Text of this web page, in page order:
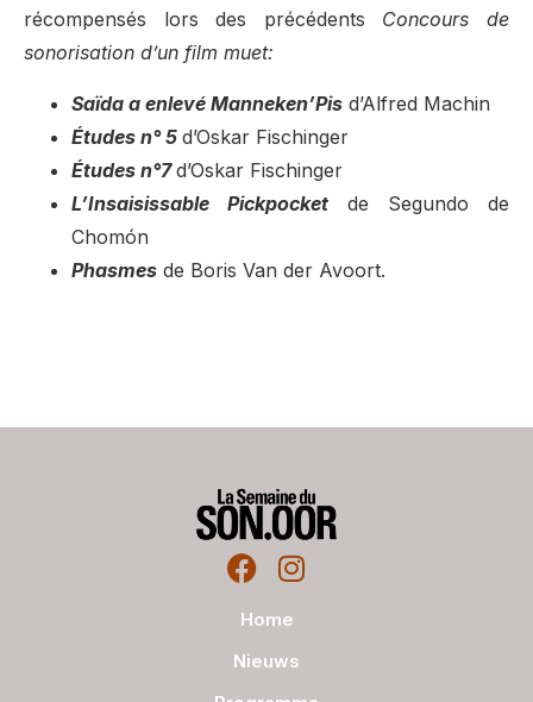
récompensés lors des précédents Concours de
sonorisation d’un film muet:
Saïda a enlevé Manneken’Pis d’Alfred Machin
Études n° 5 d’Oskar Fischinger
Études n°7d’Oskar Fischinger
L’Insaisissable Pickpocket de Segundo de
Chomón
Phasmes de Boris Van der Avoort.
Home
Nieuws